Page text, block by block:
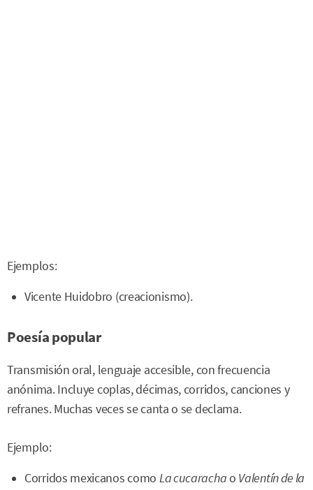
Ejemplos:
Vicente Huidobro (creacionismo).
Poesía popular
Transmisión oral, lenguaje accesible, con frecuencia
anónima. Incluye coplas, décimas, corridos, canciones y
refranes. Muchas veces se canta o se declama.
Ejemplo:
Corridos mexicanos como La cucarachao Valentín de la